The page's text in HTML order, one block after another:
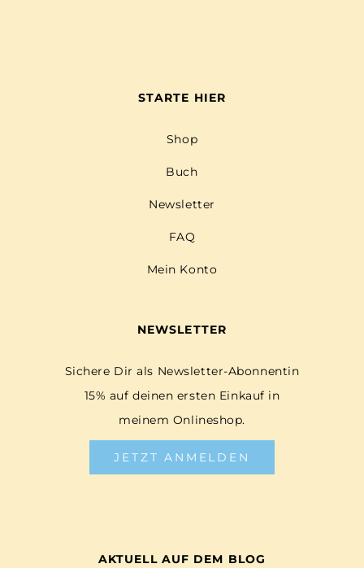
STARTE HIER
Shop
Buch
Newsletter
FAQ
Mein Konto
NEWSLETTER
Sichere Dir als Newsletter-Abonnentin
15% auf deinen ersten Einkauf in
meinem Onlineshop.
JETZT ANMELDEN
AKTUELL AUF DEM BLOG